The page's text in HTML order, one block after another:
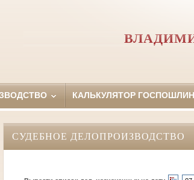
КАЛЬКУЛЯТОР
СУДЕБНОЕ ДЕЛОПРОИЗВОДСТВО